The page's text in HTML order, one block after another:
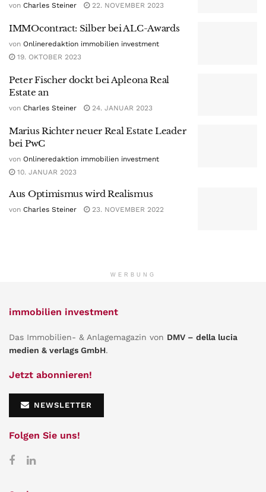
von Charles Steiner 22. NOVEMBER 2023
IMMOcontract: Silber bei ALC-Awards
von Onlineredaktion immobilien investment
19. OKTOBER 2023
Peter Fischer dockt bei Apleona Real
Estate an
von Charles Steiner 24. JANUAR 2023
Marius Richter neuer Real Estate Leader
bei PwC
von Onlineredaktion immobilien investment
10. JANUAR 2023
Aus Optimismus wird Realismus
von Charles Steiner 23. NOVEMBER 2022
WERBUNG
immobilien investment
Das Immobilien- & Anlagemagazin von DMV – della lucia
medien & verlags GmbH.
Jetzt abonnieren!
NEWSLETTER
Folgen Sie uns!